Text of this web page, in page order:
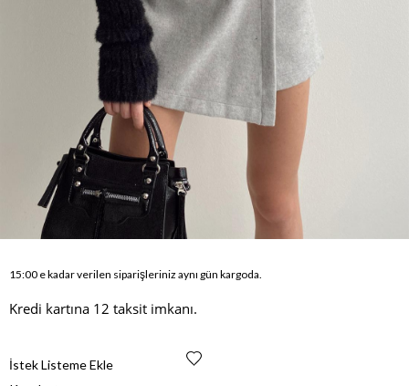
15:00 e kadar verilen siparişleriniz aynı gün kargoda.
Kredi kartına 12 taksit imkanı.
İstek Listeme Ekle